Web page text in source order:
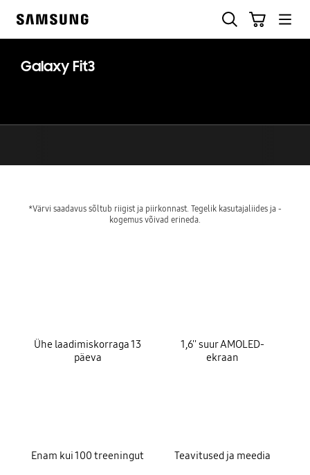
Galaxy Fit3
*Värvi saadavus sõltub riigist ja piirkonnast. Tegelik kasutajaliides ja -
kogemus võivad erineda.
Ühe laadimiskorraga 13
päeva
1,6'' suur AMOLED-
ekraan
Enam kui 100 treeningut Teavitused ja meedia